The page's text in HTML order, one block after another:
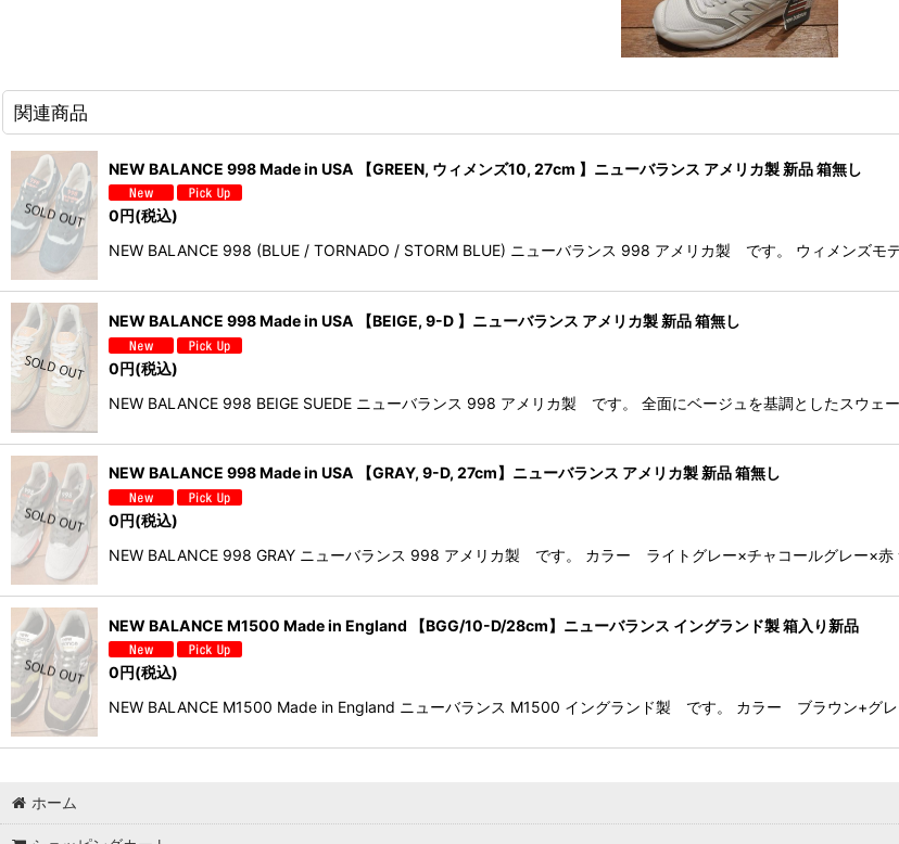
関連商品
NEW BALANCE 998 Made in USA 【GREEN, ウィメンズ10, 27cm 】ニューバランス アメリカ製 新品 箱無し
0 円(税込)
NEW BALANCE 998 (BLUE / TORNADO / STORM BLUE) ニューバランス 998 アメリカ製 です。 ウィメンズモ
NEW BALANCE 998 Made in USA 【BEIGE, 9-D 】ニューバランス アメリカ製 新品 箱無し
0円(税込)
NEW BALANCE 998 BEIGE SUEDE ニューバランス 998 アメリカ製 です。 全面にベージュを基調としたスウェ
NEW BALANCE 998 Made in USA 【GRAY, 9-D, 27cm】ニューバランス アメリカ製 新品 箱無し
0円(税込)
NEW BALANCE 998 GRAY ニューバランス 998 アメリカ製 です。 カラー ライトグレー×チャコールグレー×
NEW BALANCE M1500 Made in England 【BGG/10-D/28cm】ニューバランス イングランド製 箱入り新品
0円(税込)
NEW BALANCE M1500 Made in England ニューバランス M1500 イングランド製 です。 カラー ブラウン+グ
ホーム